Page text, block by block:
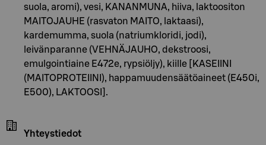
suola, aromi), vesi, KANANMUNA, hiiva, laktoositon
MAITOJAUHE (rasvaton MAITO, laktaasi),
kardemumma, suola (natriumkloridi, jodi),
leivänparanne (VEHNÄJAUHO, dekstroosi,
emulgointiaine E472e, rypsiöljy), kiille [KASEIINI
(MAITOPROTEIINI), happamuudensäätöaineet (E450i,
E500), LAKTOOSI].
Yhteystiedot